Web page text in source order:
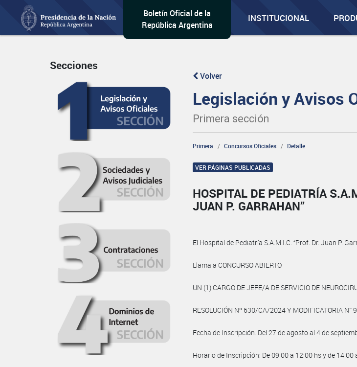
Boletín Oficial de la
República Argentina
INSTITUCIONAL
Secciones
Volver
Legislación y Avisos
Primera sección
Primera Concursos Oficiales Detalle
VER PÁGINAS PUBLICADAS
HOSPITAL DE PEDIATRÍA
JUAN P. GARRAHAN”
El Hospital de Pediatría S.A.M.I.C. “Prof. Dr. Juan P.
Llama a CONCURSO ABIERTO
UN (1) CARGO DE JEFE/A DE SERVICIO DE
RESOLUCIÓN Nº 630/CA/2024 Y MODIFICATORIA
Fecha de Inscripción: Del 27 de agosto al 4 de
Horario de Inscripción: De 09:00 a 12:00 hs y de 14:00